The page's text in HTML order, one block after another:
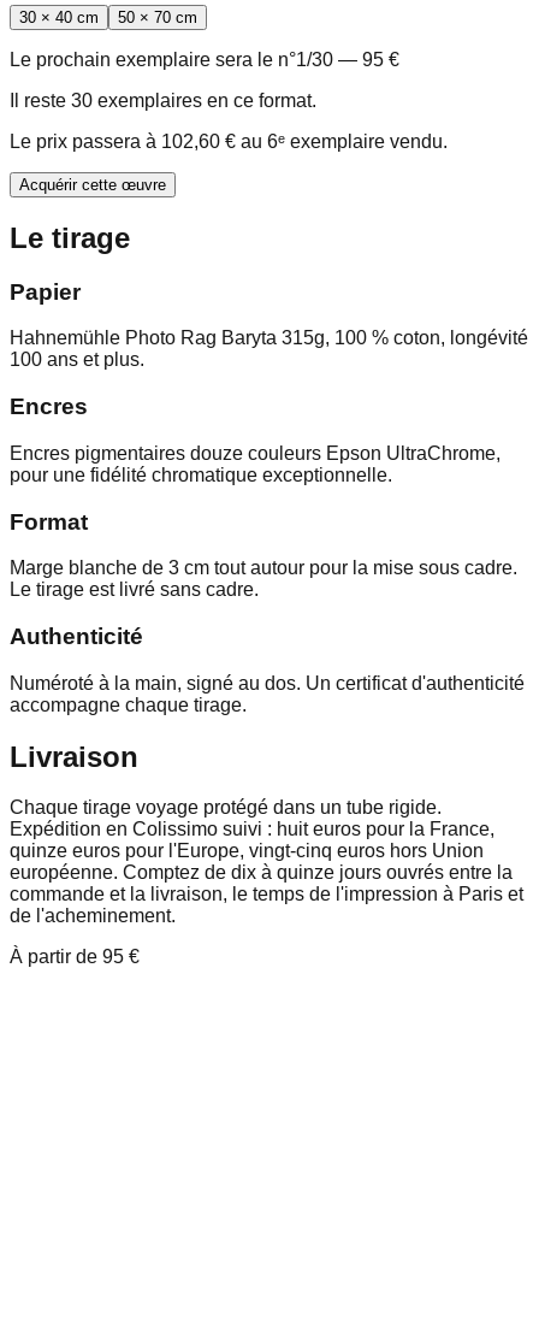
30 × 40 cm 50 × 70 cm
Le prochain exemplaire sera le n°1/30 — 95 €
Il reste 30 exemplaires en ce format.
Le prix passera à 102,60 € au 6ᵉ exemplaire vendu.
Acquérir cette œuvre
Le tirage
Papier
Hahnemühle Photo Rag Baryta 315g, 100 % coton, longévité
100 ans et plus.
Encres
Encres pigmentaires douze couleurs Epson UltraChrome,
pour une fidélité chromatique exceptionnelle.
Format
Marge blanche de 3 cm tout autour pour la mise sous cadre.
Le tirage est livré sans cadre.
Authenticité
Numéroté à la main, signé au dos. Un certificat d'authenticité
accompagne chaque tirage.
Livraison
Chaque tirage voyage protégé dans un tube rigide.
Expédition en Colissimo suivi : huit euros pour la France,
quinze euros pour l'Europe, vingt-cinq euros hors Union
européenne. Comptez de dix à quinze jours ouvrés entre la
commande et la livraison, le temps de l'impression à Paris et
de l'acheminement.
À partir de 95 €